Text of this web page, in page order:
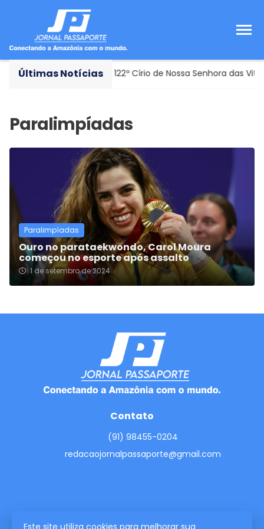
Últimas Notícias
Marapanim celebra o 122º Círio de Nossa Senhora das
Paralimpíadas
Ouro no parataekwondo, Carol Moura
começou no esporte após assalto
1 de setembro de 2024
Este site utiliza cookies para melhorar sua
Contato
(91) 98455-0204
redacaojornalpassaporte@gmail.com